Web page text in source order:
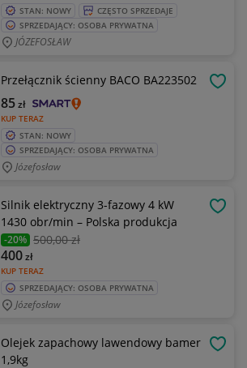
STAN: NOWY
CZĘSTO SPRZEDAJE
SPRZEDAJĄCY: OSOBA PRYWATNA
JÓZEFOSŁAW
Przełącznik ścienny BACO BA223502
KUP TERAZ
85zł
STAN: NOWY
SPRZEDAJĄCY: OSOBA PRYWATNA
Józefosław
Silnik elektryczny 3-fazowy 4 kW
1430 obr/min – Polska produkcja
-20% 500,00 zł
KUP TERAZ
400zł
SPRZEDAJĄCY: OSOBA PRYWATNA
Józefosław
Olejek zapachowy lawendowy bamer
1,9kg